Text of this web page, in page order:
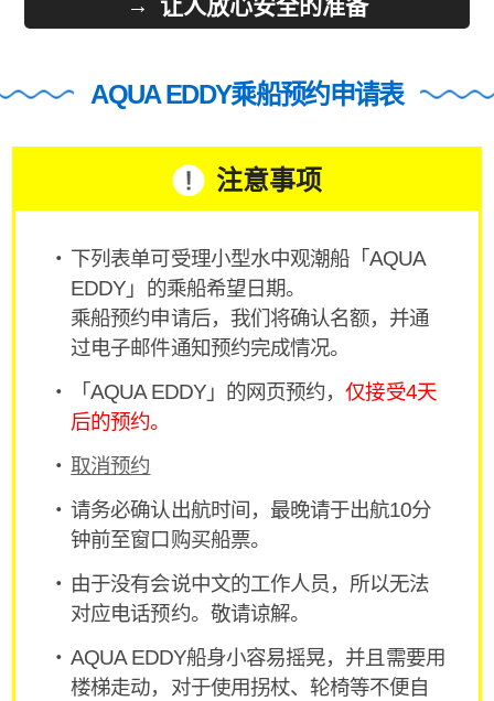
让人放心安全的准备
AQUA EDDY乘船预约申请表
注意事项
下列表单可受理小型水中观潮船「AQUA
EDDY」的乘船希望日期。
乘船预约申请后，我们将确认名额，并通
过电子邮件通知预约完成情况。
「AQUA EDDY」的网页预约，仅接受4天
后的预约。
取消预约
请务必确认出航时间，最晚请于出航10分
钟前至窗口购买船票。
由于没有会说中文的工作人员，所以无法
对应电话预约。敬请谅解。
AQUA EDDY船身小容易摇晃，并且需要用
楼梯走动，对于使用拐杖、轮椅等不便自